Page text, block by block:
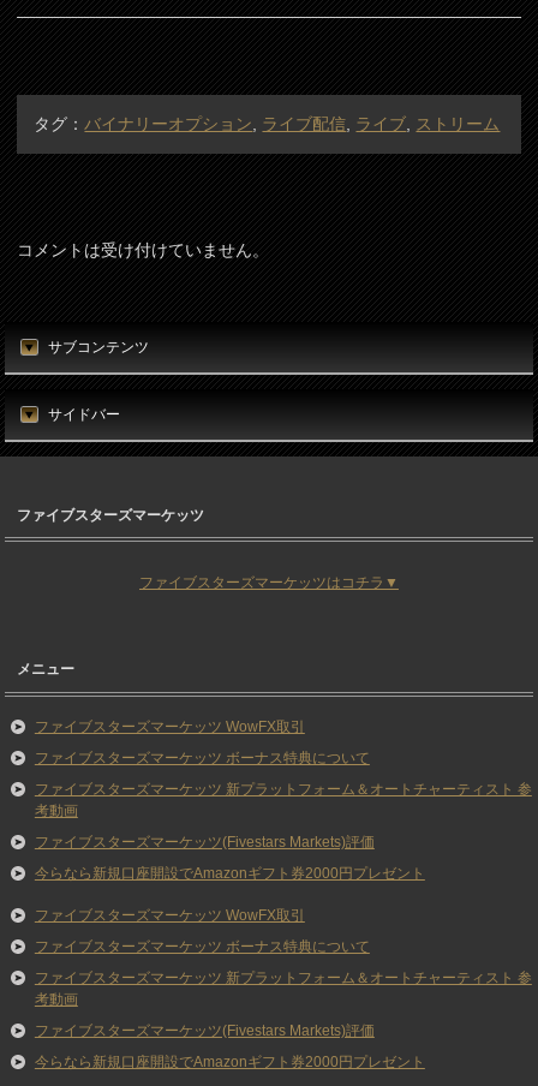
タグ： バイナリーオプション ライブ配信 ライブ ストリーム
コメントは受け付けていません。
サブコンテンツ
サイドバー
ファイブスターズマーケッツ
ファイブスターズマーケッツはコチラ▼
メニュー
ファイブスターズマーケッツ WowFX取引
ファイブスターズマーケッツ ボーナス特典について
ファイブスターズマーケッツ 新プラットフォーム＆オートチャーティスト 参
考動画
ファイブスターズマーケッツ(Fivestars Markets)評価
今らなら新規口座開設でAmazonギフト券2000円プレゼント
ファイブスターズマーケッツ WowFX取引
ファイブスターズマーケッツ ボーナス特典について
ファイブスターズマーケッツ 新プラットフォーム＆オートチャーティスト 参
考動画
ファイブスターズマーケッツ(Fivestars Markets)評価
今らなら新規口座開設でAmazonギフト券2000円プレゼント